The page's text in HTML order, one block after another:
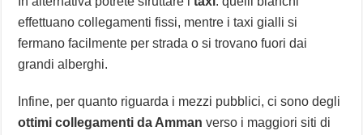
effettuano collegamenti fissi, mentre i taxi gialli si
fermano facilmente per strada o si trovano fuori dai
grandi alberghi.
Infine, per quanto riguarda i mezzi pubblici, ci sono degli
ottimi collegamenti da Amman verso i maggiori siti di